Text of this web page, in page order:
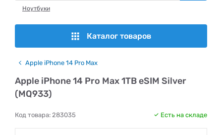
Ноутбуки
Каталог товаров
Apple iPhone 14 Pro Max
Apple iPhone 14 Pro Max 1TB eSIM Silver
(MQ933)
Код товара: 283035 Есть на складе